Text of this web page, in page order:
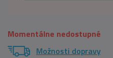
Momentálne nedostupné
Možnosti dopravy